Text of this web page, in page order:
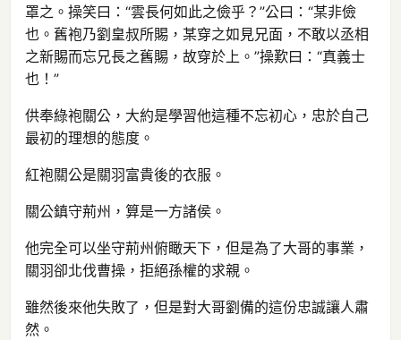
罩之。操笑曰：“雲長何如此之儉乎？”公曰：“某非儉
也。舊袍乃劉皇叔所賜，某穿之如見兄面，不敢以丞相
之新賜而忘兄長之舊賜，故穿於上。”操歎曰：“真義士
也！”
供奉綠袍關公，大約是學習他這種不忘初心，忠於自己
最初的理想的態度。
紅袍關公是關羽富貴後的衣服。
關公鎮守荊州，算是一方諸侯。
他完全可以坐守荊州俯瞰天下，但是為了大哥的事業，
關羽卻北伐曹操，拒絕孫權的求親。
雖然後來他失敗了，但是對大哥劉備的這份忠誠讓人肅
然。